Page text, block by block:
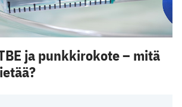
ja punkkirokote – mitä